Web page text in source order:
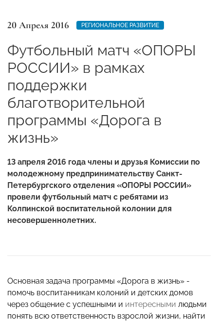
20 Апреля 2016 РЕГИОНАЛЬНОЕ РАЗВИТИЕ
Футбольный матч «ОПОРЫ
РОССИИ» в рамках
поддержки
благотворительной
программы «Дорога в
жизнь»
13 апреля 2016 года члены и друзья Комиссии по
молодежному предпринимательству Санкт-
Петербургского отделения «ОПОРЫ РОССИИ»
провели футбольный матч с ребятами из
Колпинской воспитательной колонии для
несовершеннолетних.
Основная задача программы «Дорога в жизнь» -
помочь воспитанникам колоний и детских домов
через общение с успешными и интересными людьми
понять всю ответственность взрослой жизни, найти